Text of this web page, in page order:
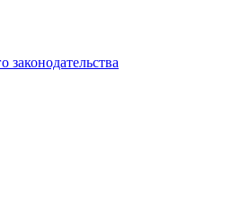
законодательства